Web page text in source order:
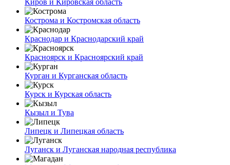
Киров и Кировская область
Кострома и Костромская область
Краснодар и Краснодарский край
Красноярск и Красноярский край
Курган и Курганская область
Курск и Курская область
Кызыл и Тува
Липецк и Липецкая область
Луганск и Луганская народная республика